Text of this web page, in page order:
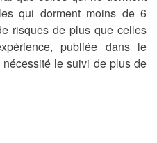
qui dorment moins de 6
risques de plus que celles
publiée dans le
le suivi de plus de